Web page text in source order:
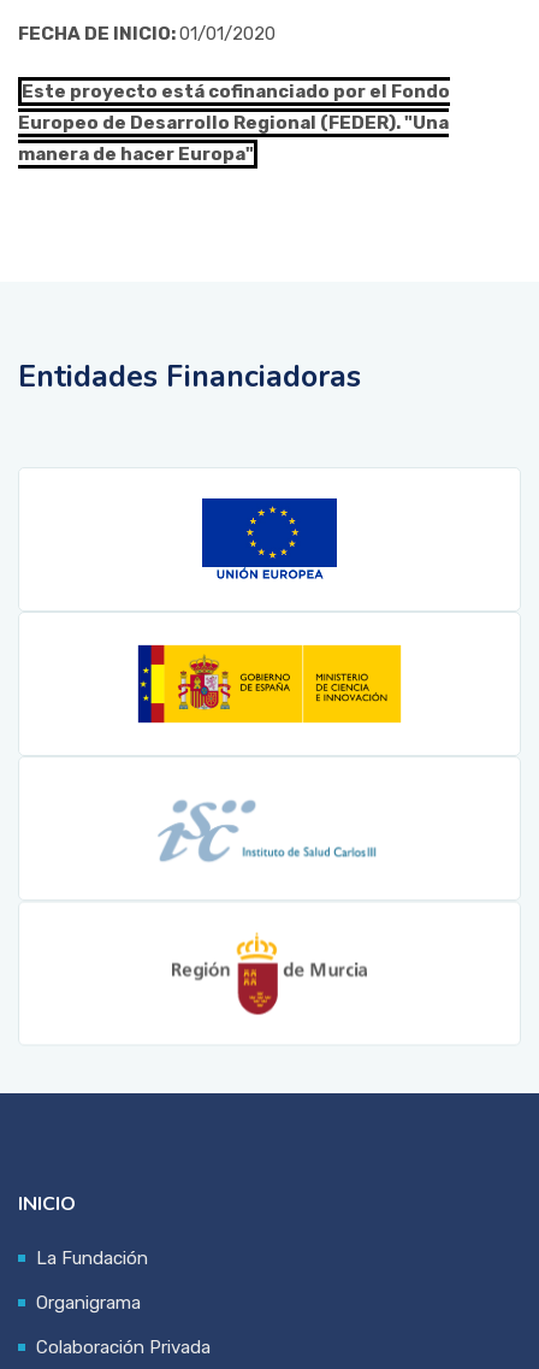
FECHA DE INICIO:01/01/2020
Este proyecto está cofinanciado por el Fondo
Europeo de Desarrollo Regional (FEDER). "Una
manera de hacer Europa"
Entidades Financiadoras
INICIO
La Fundación
Organigrama
Colaboración Privada